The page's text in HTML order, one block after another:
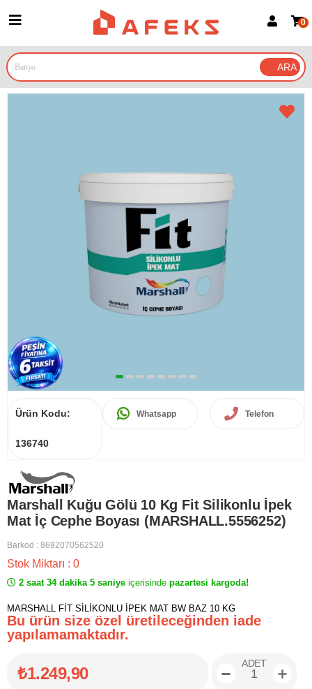
Google İle Bağlan
0
Ürün Kodu:
136740
Whatsapp Telefon
Marshall Kuğu Gölü 10 Kg Fit Silikonlu İpek
Mat İç Cephe Boyası (MARSHALL.5556252)
Barkod : 8692070562520
Stok Miktarı : 0
2 saat 34 dakika 5 saniye içerisinde pazartesi kargoda!
MARSHALL FİT SİLİKONLU İPEK MAT BW BAZ 10 KG
Bu ürün size özel üretileceğinden iade
yapılamamaktadır.
₺1.249,90
ADET